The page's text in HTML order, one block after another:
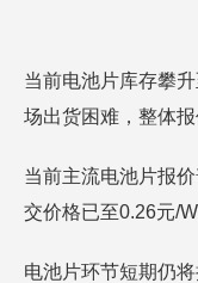
当前电池片库存攀
场出货困难，整体报
当前主流电池片报
交价格已至0.26元/
电池片环节短期仍